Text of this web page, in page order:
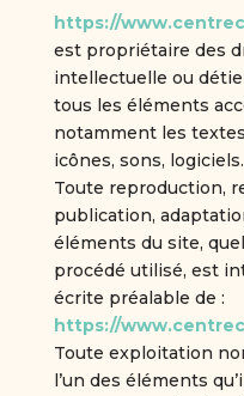
https://
est propriétaire des
intellectuelle ou
tous les éléments
notamment les
icônes, sons, logiciels.
Toute reproduction,
publication,
éléments du site,
procédé utilisé, est
écrite préalable de :
https://
Toute exploitation
l’un des éléments